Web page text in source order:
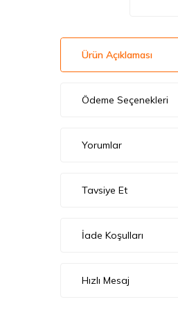
Ürün Açıklaması
Ödeme Seçenekleri
Yorumlar
Tavsiye Et
İade Koşulları
Hızlı Mesaj